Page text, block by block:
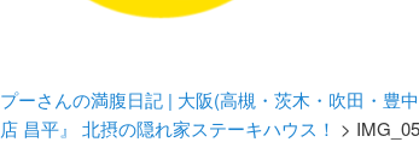
プーさんの満腹日記 | 大阪(高槻・茨木・吹田・豊
店 昌平』 北摂の隠れ家ステーキハウス！ >